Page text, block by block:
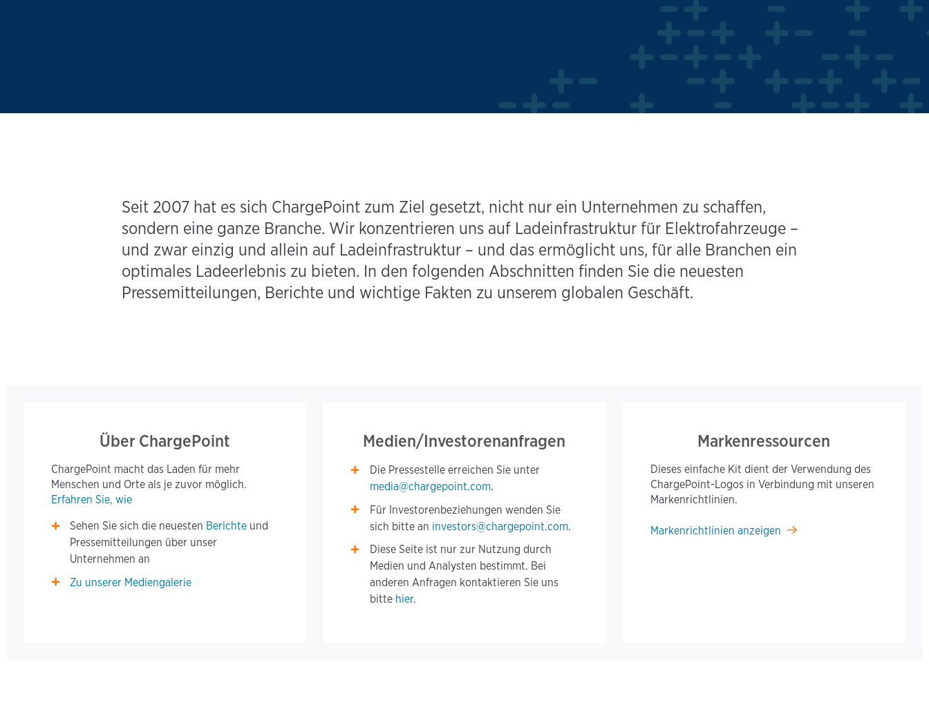
Seit 2007 hat es sich ChargePoint zum Ziel gesetzt, nicht nur ein Unternehmen zu schaffen,
sondern eine ganze Branche. Wir konzentrieren uns auf Ladeinfrastruktur für Elektrofahrzeuge –
und zwar einzig und allein auf Ladeinfrastruktur – und das ermöglicht uns, für alle Branchen ein
optimales Ladeerlebnis zu bieten. In den folgenden Abschnitten finden Sie die neuesten
Pressemitteilungen, Berichte und wichtige Fakten zu unserem globalen Geschäft.
Über ChargePoint
ChargePoint macht das Laden für mehr
Menschen und Orte als je zuvor möglich.
Erfahren Sie, wie
Sehen Sie sich die neuesten Berichte und
Pressemitteilungen über unser
Unternehmen an
Zu unserer Mediengalerie
Medien/Investorenanfragen
Die Pressestelle erreichen Sie unter
media@chargepoint.com.
Für Investorenbeziehungen wenden Sie
sich bitte an investors@chargepoint.com.
Diese Seite ist nur zur Nutzung durch
Medien und Analysten bestimmt. Bei
anderen Anfragen kontaktieren Sie uns
bitte hier.
Markenressourcen
Dieses einfache Kit dient der Verwendung des
ChargePoint-Logos in Verbindung mit unseren
Markenrichtlinien.
Markenrichtlinien anzeigen